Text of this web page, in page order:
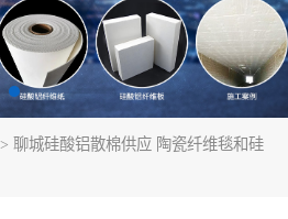
> 聊城硅酸铝散棉供应 陶瓷纤维毯和硅
高铝毯
硅酸铝折叠块
硅酸铝纤维毯